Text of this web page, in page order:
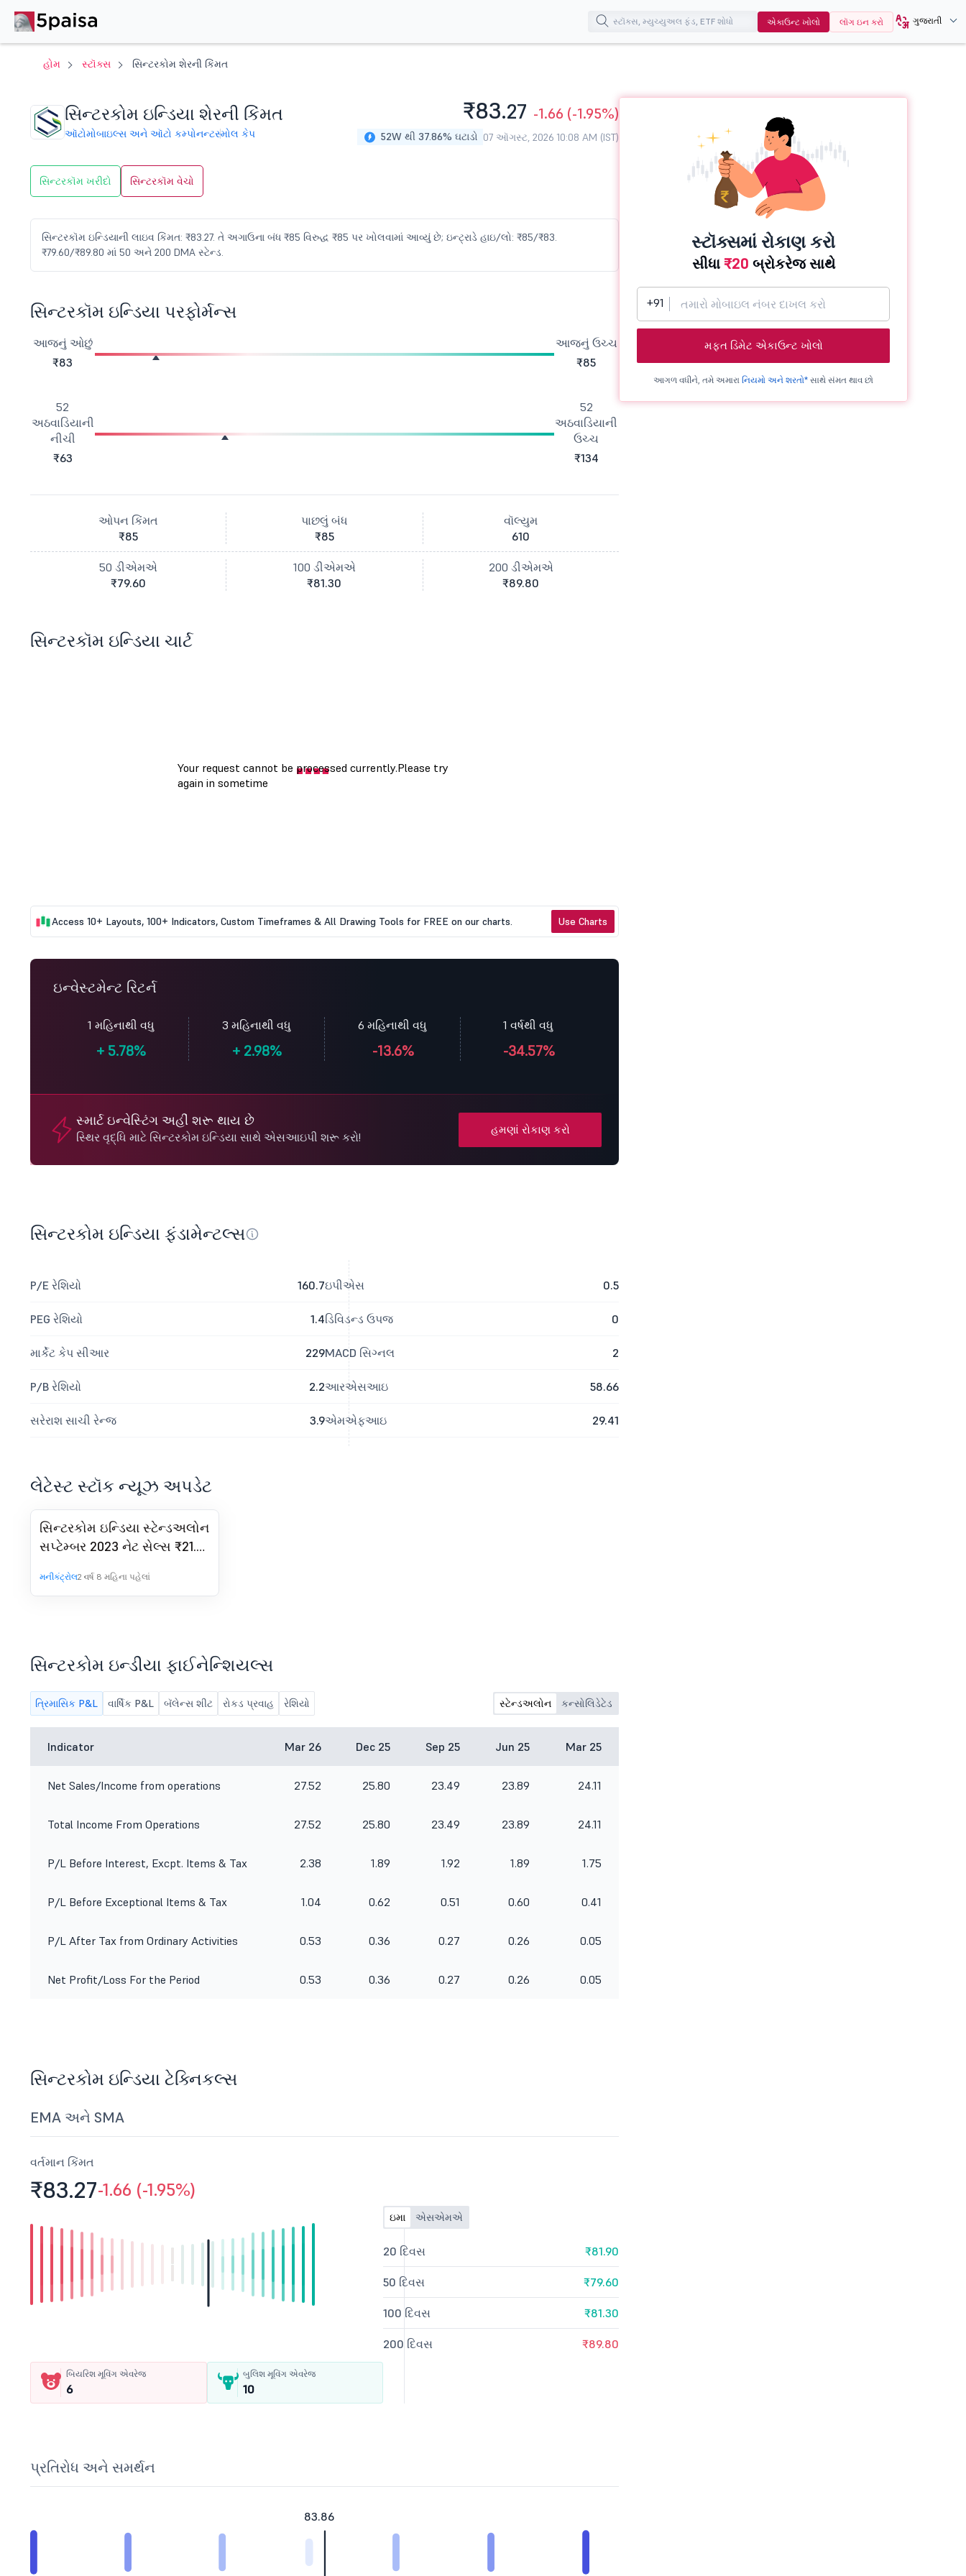
એકાઉન્ટ ખોલો લૉગ ઇન કરો ગુજરાતી
હોમ સ્ટૉક્સ સિન્ટરકોમ શેરની કિંમત
સિન્ટરકોમ ઇન્ડિયા શેરની કિંમત
ઑટોમોબાઇલ્સ અને ઑટો કમ્પોનન્ટસ્મોલ કેપ
₹83.27 -1.66 (-1.95%)
52W થી 37.86% ઘટાડો 07 ઑગસ્ટ, 2026 10:08 AM (IST)
સિન્ટરકૉમ ખરીદો સિન્ટરકૉમ વેચો
સિન્ટરકૉમ ઇન્ડિયાની લાઇવ કિંમત: ₹83.27. તે અગાઉના બંધ ₹85 વિરુદ્ધ ₹85 પર ખોલવામાં આવ્યું છે; ઇન્ટ્રાડે હાઇ/લો: ₹85/₹83.
₹79.60/₹89.80 માં 50 અને 200 DMA સ્ટેન્ડ.
સિન્ટરકૉમ ઇન્ડિયા પરફોર્મન્સ
આજનું ઓછું
₹83
આજનું ઉચ્ચ
₹85
52
અઠવાડિયાની
નીચી
₹63
52
અઠવાડિયાની
ઉચ્ચ
₹134
ઓપન કિંમત
₹85
પાછલું બંધ
₹85
વૉલ્યુમ
610
50 ડીએમએ
₹79.60
100 ડીએમએ
₹81.30
200 ડીએમએ
₹89.80
સિન્ટરકૉમ ઇન્ડિયા ચાર્ટ
Access 10+ Layouts, 100+ Indicators, Custom Timeframes & All Drawing Tools for FREE on our charts. Use Charts
ઇન્વેસ્ટમેન્ટ રિટર્ન
1 મહિનાથી વધુ
+5.78%
3 મહિનાથી વધુ
+2.98%
6 મહિનાથી વધુ
-13.6%
1 વર્ષથી વધુ
-34.57%
સ્માર્ટ ઇન્વેસ્ટિંગ અહીં શરૂ થાય છે
સ્થિર વૃદ્ધિ માટે સિન્ટરકોમ ઇન્ડિયા સાથે એસઆઇપી શરૂ કરો!
હમણાં રોકાણ કરો
સિન્ટરકોમ ઇન્ડિયા ફંડામેન્ટલ્સ
P/E રેશિયો 160.7
PEG રેશિયો 1.4
માર્કેટ કેપ સીઆર 229
P/B રેશિયો 2.2
સરેરાશ સાચી રેન્જ 3.9
ઇપીએસ 0.5
ડિવિડન્ડ ઉપજ 0
MACD સિગ્નલ 2
આરએસઆઇ 58.66
એમએફઆઇ 29.41
લેટેસ્ટ સ્ટૉક ન્યૂઝ અપડેટ
સિન્ટરકોમ ઇન્ડિયા સ્ટેન્ડઅલોન
સપ્ટેમ્બર 2023 નેટ સેલ્સ ₹21.93
મનીકંટ્રોલ2 વર્ષ 8 મહિના પહેલાં
સિન્ટરકોમ ઇન્ડીયા ફાઈનેન્શિયલ્સ
ત્રિમાસિક P&L વાર્ષિક P&L બૅલેન્સ શીટ રોકડ પ્રવાહ રેશિયો સ્ટેન્ડઅલોન કન્સોલિડેટેડ
Indicator Mar 26 Dec 25 Sep 25 Jun 25 Mar 25
Net Sales/Income from operations 27.52 25.80 23.49 23.89 24.11
Total Income From Operations 27.52 25.80 23.49 23.89 24.11
P/L Before Interest, Excpt. Items & Tax 2.38 1.89 1.92 1.89 1.75
P/L Before Exceptional Items & Tax 1.04 0.62 0.51 0.60 0.41
P/L After Tax from Ordinary Activities 0.53 0.36 0.27 0.26 0.05
Net Profit/Loss For the Period 0.53 0.36 0.27 0.26 0.05
સિન્ટરકોમ ઇન્ડિયા ટેક્નિકલ્સ
EMA અને SMA
વર્તમાન કિંમત
₹83.27-1.66 (-1.95%)
બિયરિશ મૂવિંગ એવરેજ
6
બુલિશ મૂવિંગ એવરેજ
10
ઇમા એસએમએ
20 દિવસ ₹81.90
50 દિવસ ₹79.60
100 દિવસ ₹81.30
200 દિવસ ₹89.80
પ્રતિરોધ અને સમર્થન
83.86
સ્ટૉક્સમાં રોકાણ કરો
સીધા ₹20 બ્રોકરેજ સાથે
+91
મફત ડિમેટ એકાઉન્ટ ખોલો
આગળ વધીને, તમે અમારા નિયમો અને શરતો* સાથે સંમત થાવ છો